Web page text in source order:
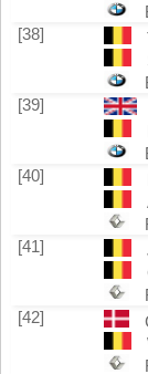
[38]
[39]
[40]
[41]
[42]